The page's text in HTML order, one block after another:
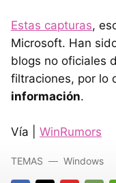
Estas capturas,
Microsoft. Han
blogs no oficiales
filtraciones, por lo
información.
Vía | WinRumors
TEMAS Windows